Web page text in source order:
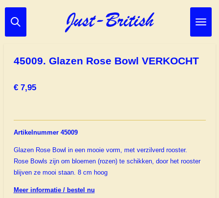
Ga
direct
45009. Glazen Rose Bowl VERKOCHT
€ 7,95
Artikelnummer 45009
Glazen Rose Bowl in een mooie vorm, met verzilverd rooster.
Rose Bowls zijn om bloemen (rozen) te schikken, door het rooster
blijven ze mooi staan. 8 cm hoog
Meer informatie / bestel nu